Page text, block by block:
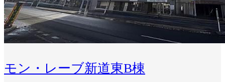
モン・レーブ新道東B棟